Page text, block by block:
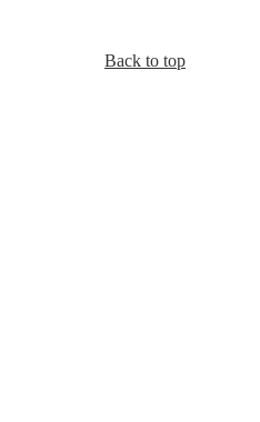
Back to top